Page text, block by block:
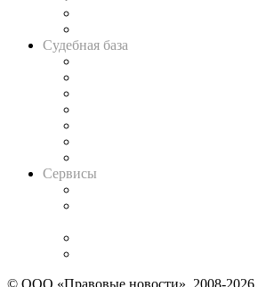
Судебная база
Сервисы
© ООО «Правовые новости». 2008-2026.